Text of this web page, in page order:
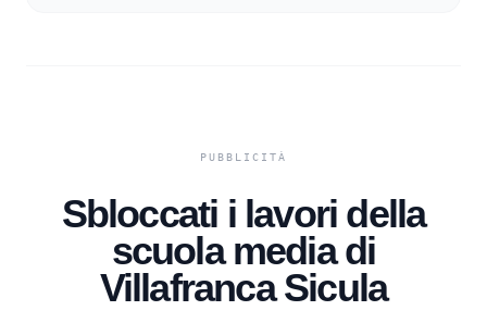
Sbloccati i lavori della
scuola media di
Villafranca Sicula